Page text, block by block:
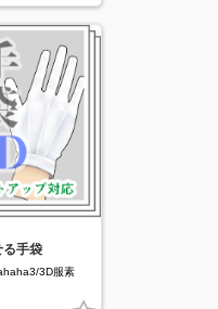
る手袋
）3D服素